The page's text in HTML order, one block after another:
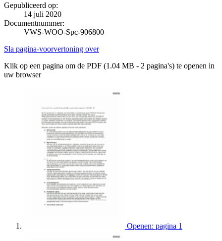
Gepubliceerd op:
14 juli 2020
Documentnummer:
VWS-WOO-Spc-906800
Sla pagina-voorvertoning over
Klik op een pagina om de PDF (1.04 MB - 2 pagina's) te openen in
uw browser
Openen: pagina 1